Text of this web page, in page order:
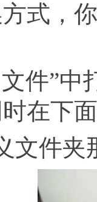
式，
”中
在下
件夹